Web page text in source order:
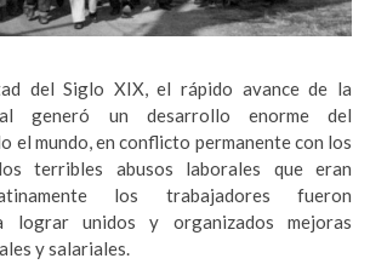
del Siglo XIX, el rápido avance de la
generó un desarrollo enorme del
el mundo, en conflicto permanente con los
terribles abusos laborales que eran
los trabajadores fueron
lograr unidos y organizados mejoras
y salariales.